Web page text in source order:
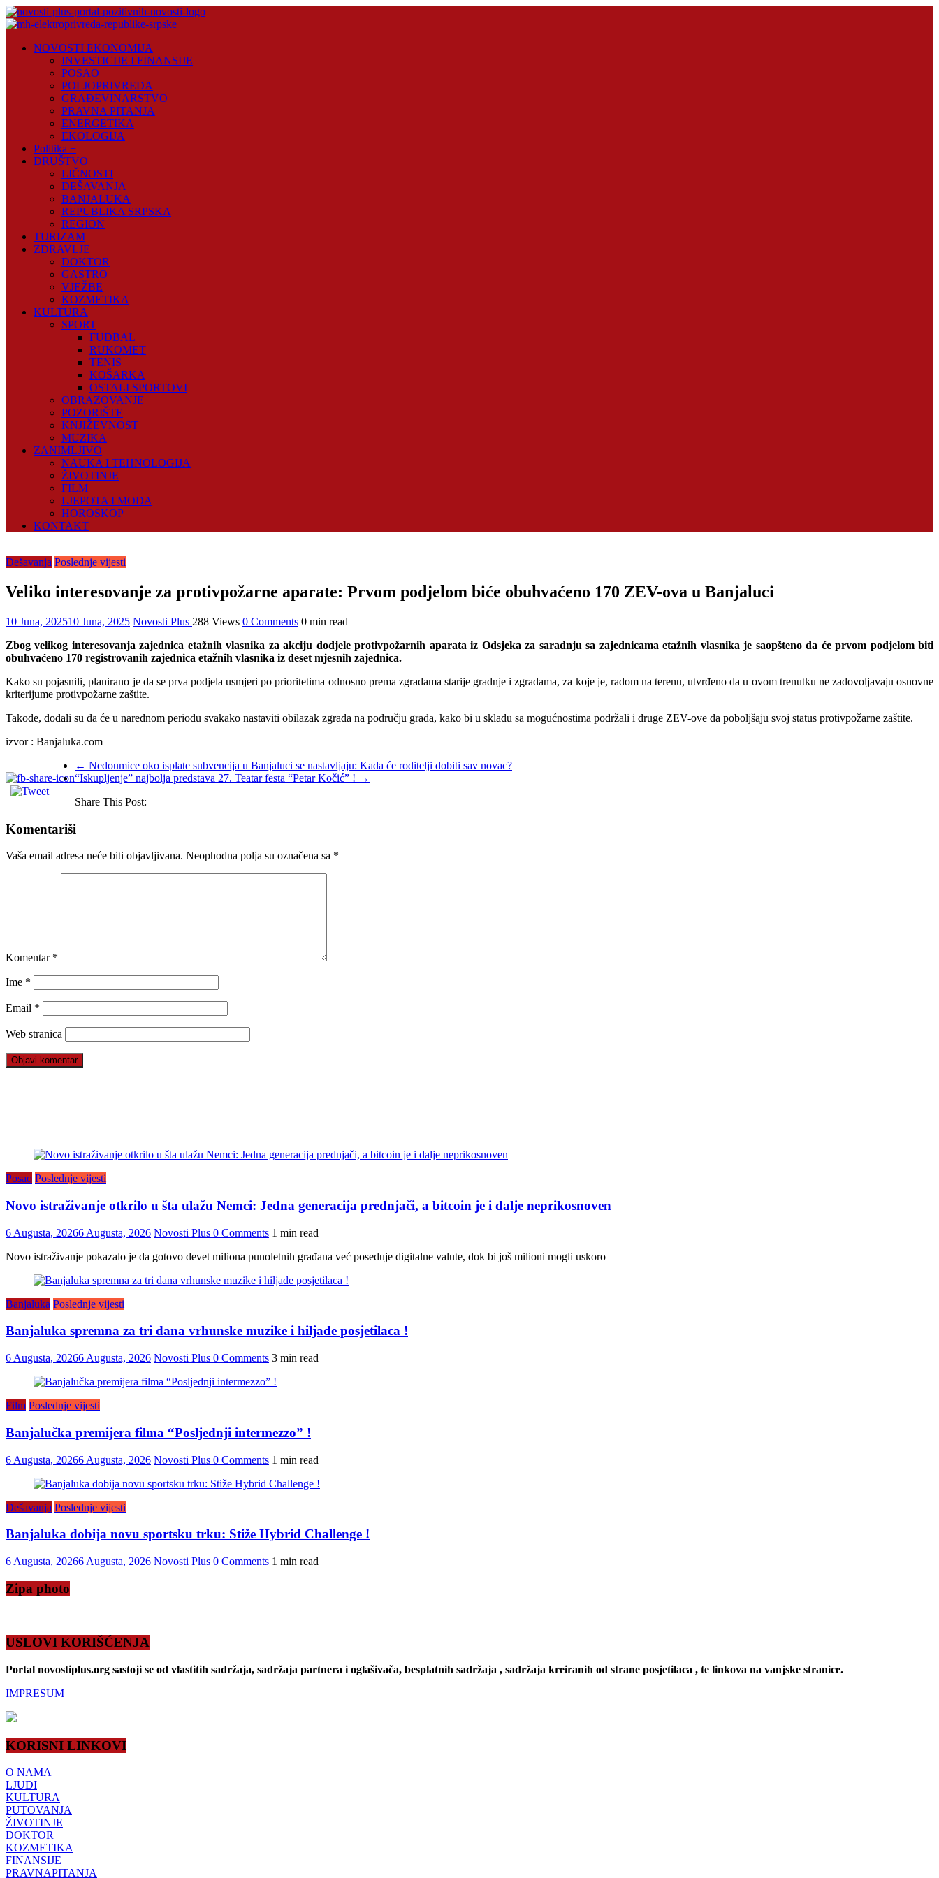
Skip
to
Plus
NOVOSTI EKONOMIJA
INVESTICIJE I FINANSIJE
POSAO
POLJOPRIVREDA
GRAĐEVINARSTVO
PRAVNA PITANJA
ENERGETIKA
EKOLOGIJA
Politika +
DRUŠTVO
LIČNOSTI
DEŠAVANJA
BANJALUKA
REPUBLIKA SRPSKA
REGION
TURIZAM
ZDRAVLJE
DOKTOR
GASTRO
VJEŽBE
KOZMETIKA
KULTURA
SPORT
FUDBAL
RUKOMET
TENIS
KOŠARKA
OSTALI SPORTOVI
OBRAZOVANJE
POZORIŠTE
KNJIŽEVNOST
MUZIKA
ZANIMLJIVO
NAUKA I TEHNOLOGIJA
ŽIVOTINJE
FILM
LJEPOTA I MODA
HOROSKOP
KONTAKT
Dešavanja Poslednje vijesti
Veliko interesovanje za protivpožarne aparate: Prvom podjelom biće obuhvaćeno 170 ZEV-ova u Banjaluci
10 Juna, 202510 Juna, 2025 Novosti Plus 288 Views 0 Comments 0 min read
Zbog velikog interesovanja zajednica etažnih vlasnika za akciju dodjele protivpožarnih aparata iz Odsjeka za saradnju sa zajednicama etažnih vlasnika je saopšteno da će prvom podjelom biti
obuhvaćeno 170 registrovanih zajednica etažnih vlasnika iz deset mjesnih zajednica.
Kako su pojasnili, planirano je da se prva podjela usmjeri po prioritetima odnosno prema zgradama starije gradnje i zgradama, za koje je, radom na terenu, utvrđeno da u ovom trenutku ne zadovoljavaju osnovne
kriterijume protivpožarne zaštite.
Takođe, dodali su da će u narednom periodu svakako nastaviti obilazak zgrada na području grada, kako bi u skladu sa mogućnostima podržali i druge ZEV-ove da poboljšaju svoj status protivpožarne zaštite.
izvor : Banjaluka.com
← Nedoumice oko isplate subvencija u Banjaluci se nastavljaju: Kada će roditelji dobiti sav novac?
“Iskupljenje” najbolja predstava 27. Teatar festa “Petar Kočić” ! →
Share This Post:
Komentariši
Vaša email adresa neće biti objavljivana. Neophodna polja su označena sa *
Komentar *
Ime *
Email *
Web stranica
Posao Poslednje vijesti
Novo istraživanje otkrilo u šta ulažu Nemci: Jedna generacija prednjači, a bitcoin je i dalje neprikosnoven
6 Augusta, 20266 Augusta, 2026 Novosti Plus 0 Comments 1 min read
Novo istraživanje pokazalo je da gotovo devet miliona punoletnih građana već poseduje digitalne valute, dok bi još milioni mogli uskoro
Banjaluka Poslednje vijesti
Banjaluka spremna za tri dana vrhunske muzike i hiljade posjetilaca !
6 Augusta, 20266 Augusta, 2026 Novosti Plus 0 Comments 3 min read
Film Poslednje vijesti
Banjalučka premijera filma “Posljednji intermezzo” !
6 Augusta, 20266 Augusta, 2026 Novosti Plus 0 Comments 1 min read
Dešavanja Poslednje vijesti
Banjaluka dobija novu sportsku trku: Stiže Hybrid Challenge !
6 Augusta, 20266 Augusta, 2026 Novosti Plus 0 Comments 1 min read
Zipa photo
USLOVI KORIŠĆENJA
Portal novostiplus.org sastoji se od vlastitih sadržaja, sadržaja partnera i oglašivača, besplatnih sadržaja , sadržaja kreiranih od strane posjetilaca , te linkova na vanjske stranice.
IMPRESUM
KORISNI LINKOVI
O NAMA
LJUDI
KULTURA
PUTOVANJA
ŽIVOTINJE
DOKTOR
KOZMETIKA
FINANSIJE
PRAVNAPITANJA